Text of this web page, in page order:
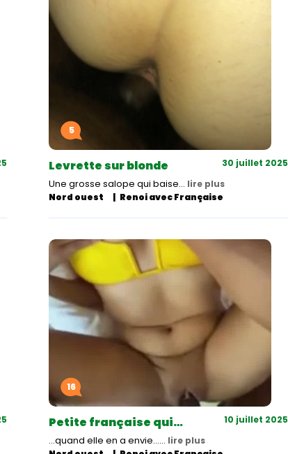
5
Levrette sur blonde 30 juillet 2025
Une grosse salope qui baise… lire plus
Nord ouest
Renoi avec Française
16
Petite française qui… 10 juillet 2025
...quand elle en a envie...… lire plus